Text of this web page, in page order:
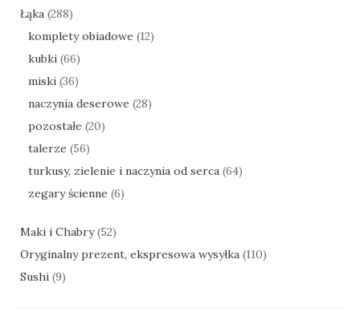
Łąka (288)
komplety obiadowe (12)
kubki (66)
miski (36)
naczynia deserowe (28)
pozostałe (20)
talerze (56)
turkusy, zielenie i naczynia od serca (64)
zegary ścienne (6)
Maki i Chabry (52)
Oryginalny prezent, ekspresowa wysyłka (110)
Sushi (9)